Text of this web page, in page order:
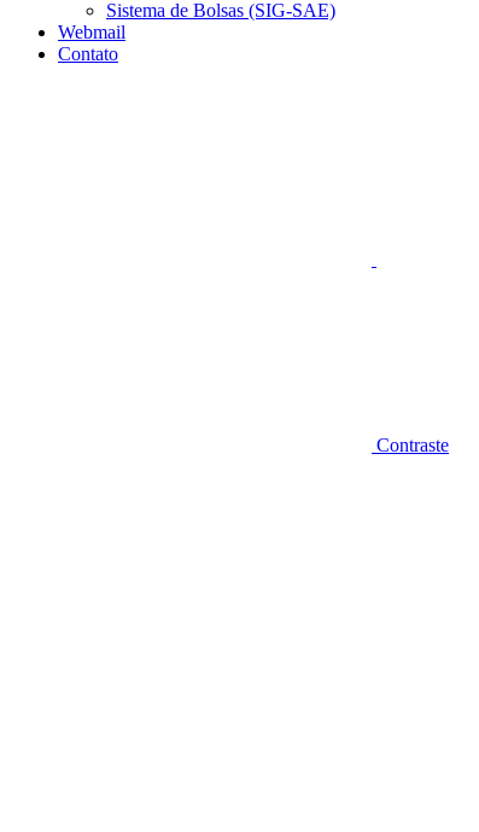
Sistema de Bolsas (SIG-SAE)
Webmail
Contato
Contraste